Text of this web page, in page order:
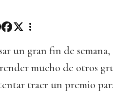
un gran fin de
mucho de otros
traer un premio